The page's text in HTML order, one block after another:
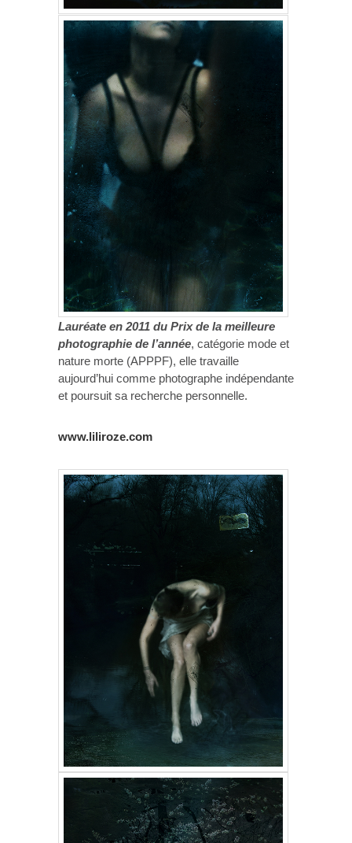
Lauréate en 2011 du Prix de la meilleure
photographie de l’année, catégorie mode et
nature morte (APPPF), elle travaille
aujourd’hui comme photographe indépendante
et poursuit sa recherche personnelle.
www.liliroze.com